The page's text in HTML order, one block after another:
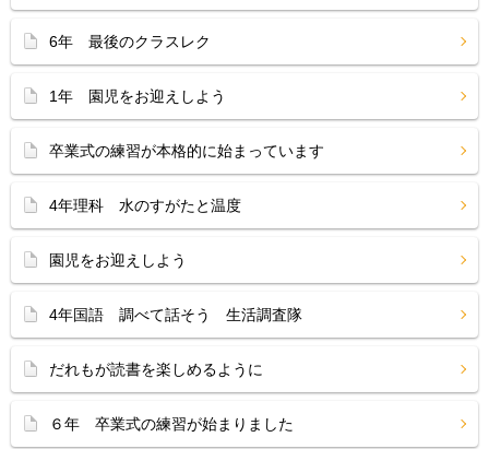
6年 最後のクラスレク
1年 園児をお迎えしよう
卒業式の練習が本格的に始まっています
4年理科 水のすがたと温度
園児をお迎えしよう
4年国語 調べて話そう 生活調査隊
だれもが読書を楽しめるように
６年 卒業式の練習が始まりました